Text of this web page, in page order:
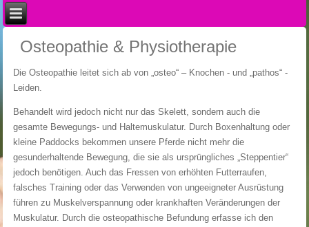
Osteopathie & Physiotherapie
Die Osteopathie leitet sich ab von „osteo“ – Knochen - und „pathos“ -
Leiden.
Behandelt wird jedoch nicht nur das Skelett, sondern auch die
gesamte Bewegungs- und Haltemuskulatur. Durch Boxenhaltung oder
kleine Paddocks bekommen unsere Pferde nicht mehr die
gesunderhaltende Bewegung, die sie als ursprüngliches „Steppentier“
jedoch benötigen. Auch das Fressen von erhöhten Futterraufen,
falsches Training oder das Verwenden von ungeeigneter Ausrüstung
führen zu Muskelverspannung oder krankhaften Veränderungen der
Muskulatur. Durch die osteopathische Befundung erfasse ich den